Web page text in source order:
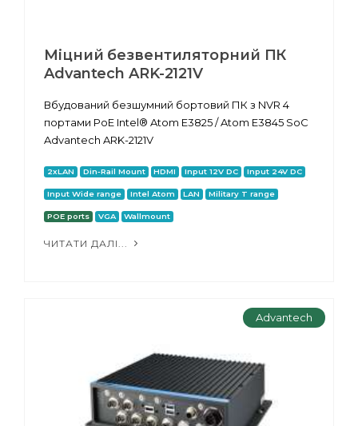
Міцний безвентиляторний ПК
Advantech ARK-2121V
Вбудований безшумний бортовий ПК з NVR 4
портами PoE Intel® Atom E3825 / Atom E3845 SoC
Advantech ARK-2121V
2xLAN Din-Rail Mount HDMI Input 12V DC Input 24V DC
Input Wide range Intel Atom LAN Military T range
POE ports VGA Wallmount
ЧИТАТИ ДАЛІ...
Advantech